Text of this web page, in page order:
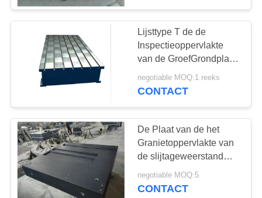
Lijsttype T de de
Inspectieoppervlakte
van de GroefGrondplaat
plateert Goede het
Malen Weerstand
negotiable MOQ:1 reeks
CONTACT
De Plaat van de het
Granietoppervlakte van
de slijtageweerstand
voor Lineaire Motie
negotiable MOQ:5
CONTACT